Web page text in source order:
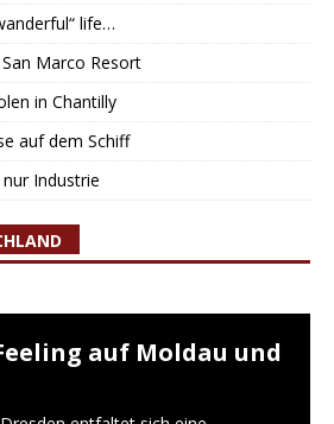
life…
Marco Resort
in Chantilly
auf dem Schiff
Industrie
auf Moldau und